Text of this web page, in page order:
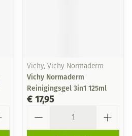
Vichy, Vichy Normaderm
Vichy Normaderm
Reinigingsgel 3in1 125ml
€ 17,95